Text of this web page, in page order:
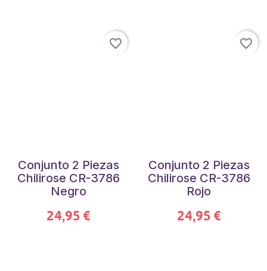
Conjunto 2 Piezas
Chilirose CR-3786
Negro
24,95 €
favorite_border
Conjunto 2 Piezas
Chilirose CR-3786
Rojo
24,95 €
favorite_border